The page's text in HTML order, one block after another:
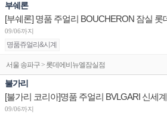
부쉐론
09/06까지
명품쥬얼리&시계
서울 송파구 > 롯데에비뉴엘잠실점
불가리
09/06까지